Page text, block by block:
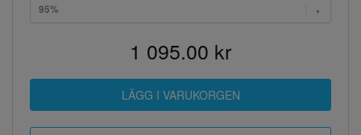
95%
1 095.00 kr